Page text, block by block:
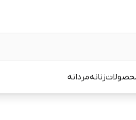
زنانهمردانه